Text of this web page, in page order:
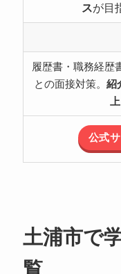
スが目
履歴書・職務経歴
との面接対策。紹
上
公式
土浦市で
覧